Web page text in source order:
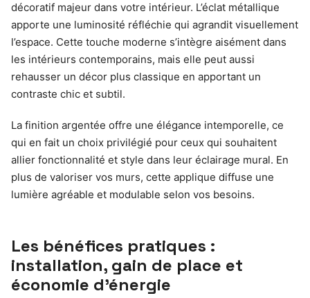
décoratif majeur dans votre intérieur. L’éclat métallique
apporte une luminosité réfléchie qui agrandit visuellement
l’espace. Cette touche moderne s’intègre aisément dans
les intérieurs contemporains, mais elle peut aussi
rehausser un décor plus classique en apportant un
contraste chic et subtil.
La finition argentée offre une élégance intemporelle, ce
qui en fait un choix privilégié pour ceux qui souhaitent
allier fonctionnalité et style dans leur éclairage mural. En
plus de valoriser vos murs, cette applique diffuse une
lumière agréable et modulable selon vos besoins.
Les bénéfices pratiques :
installation, gain de place et
économie d’énergie